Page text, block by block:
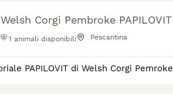
Corgi Pembroke PAPILOVIT
1 animali disponibili Pescantina
PAPILOVIT di Welsh Corgi Pemroke